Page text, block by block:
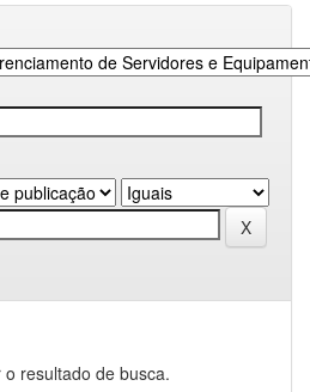
resultado de busca.